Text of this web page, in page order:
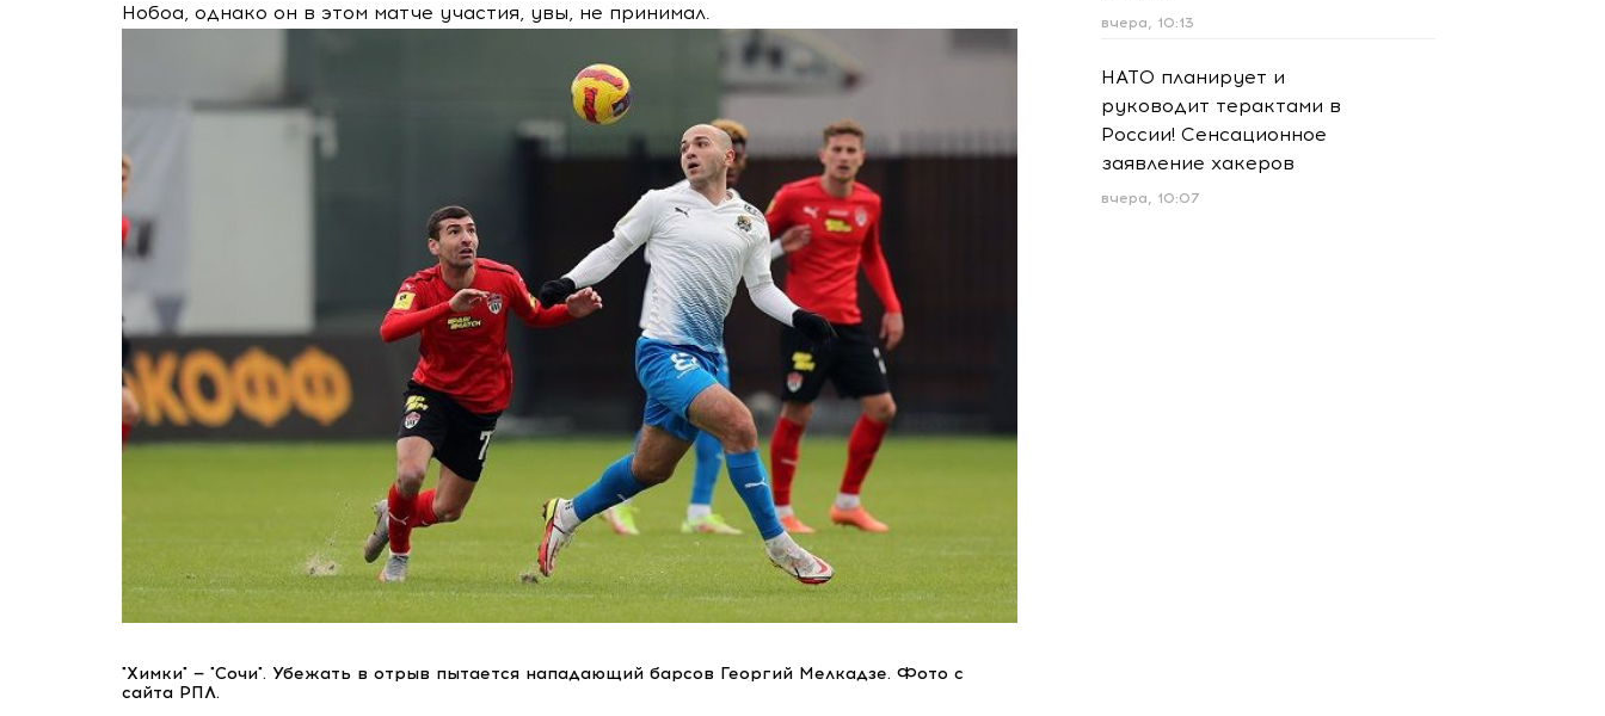
Нобоа, однако он в этом матче участия, увы, не принимал.
"Химки" — "Сочи". Убежать в отрыв пытается нападающий барсов Георгий Мелкадзе. Фото с
сайта РПЛ.
вчера, 10:13
НАТО планирует и
руководит терактами в
России! Сенсационное
заявление хакеров
вчера, 10:07